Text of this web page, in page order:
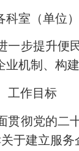
科室（单位）
一步提升便
业机制、构
工作目标
贯彻党的二
关于建立服务